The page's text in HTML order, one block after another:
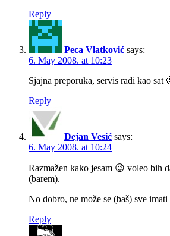
Reply
Peca Vlatković says:
6. May 2008. at 10:23
Sjajna preporuka, servis radi kao sat
Reply
Dejan Vesić says:
6. May 2008. at 10:24
Razmažen kako jesam 😉 voleo bih
(barem).
No dobro, ne može se (baš) sve
Reply